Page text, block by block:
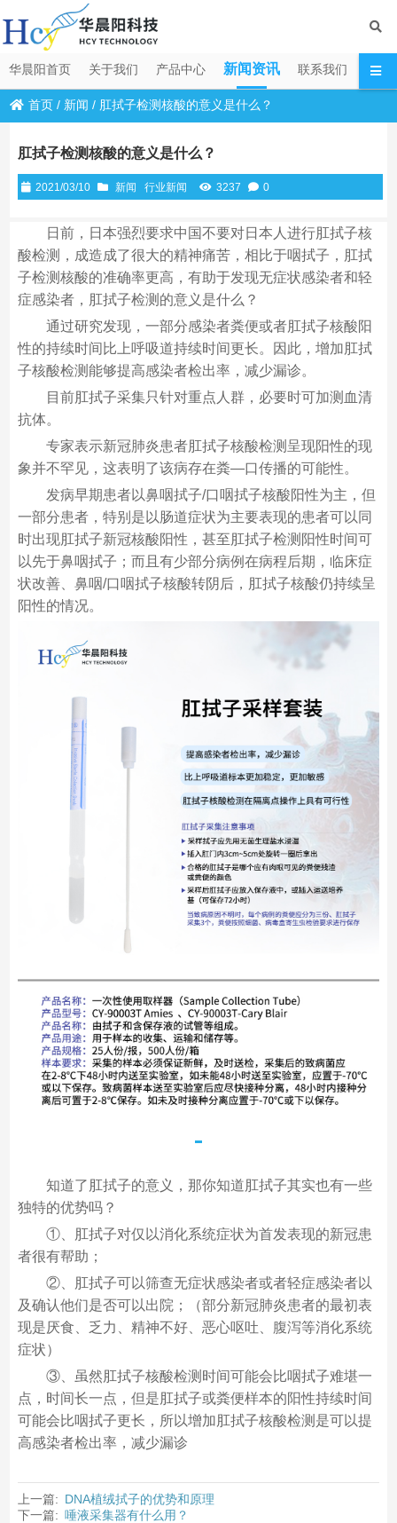
华晨阳首页 关于我们 产品中心 新闻资讯 联系我们
首页 / 新闻 / 肛拭子检测核酸的意义是什么？
肛拭子检测核酸的意义是什么？
2021/03/10 新闻 行业新闻 3237 0
日前，日本强烈要求中国不要对日本人进行肛拭子核
酸检测，成造成了很大的精神痛苦，相比于咽拭子，肛拭
子检测核酸的准确率更高，有助于发现无症状感染者和轻
症感染者，肛拭子检测的意义是什么？
通过研究发现，一部分感染者粪便或者肛拭子核酸阳
性的持续时间比上呼吸道持续时间更长。因此，增加肛拭
子核酸检测能够提高感染者检出率，减少漏诊。
目前肛拭子采集只针对重点人群，必要时可加测血清
抗体。
专家表示新冠肺炎患者肛拭子核酸检测呈现阳性的现
象并不罕见，这表明了该病存在粪—口传播的可能性。
发病早期患者以鼻咽拭子/口咽拭子核酸阳性为主，但
一部分患者，特别是以肠道症状为主要表现的患者可以同
时出现肛拭子新冠核酸阳性，甚至肛拭子检测阳性时间可
以先于鼻咽拭子；而且有少部分病例在病程后期，临床症
状改善、鼻咽/口咽拭子核酸转阴后，肛拭子核酸仍持续呈
阳性的情况。
知道了肛拭子的意义，那你知道肛拭子其实也有一些
独特的优势吗？
①、肛拭子对仅以消化系统症状为首发表现的新冠患
者很有帮助；
②、肛拭子可以筛查无症状感染者或者轻症感染者以
及确认他们是否可以出院；（部分新冠肺炎患者的最初表
现是厌食、乏力、精神不好、恶心呕吐、腹泻等消化系统
症状）
③、虽然肛拭子核酸检测时间可能会比咽拭子难堪一
点，时间长一点，但是肛拭子或粪便样本的阳性持续时间
可能会比咽拭子更长，所以增加肛拭子核酸检测是可以提
高感染者检出率，减少漏诊
上一篇: DNA植绒拭子的优势和原理
下一篇: 唾液采集器有什么用？